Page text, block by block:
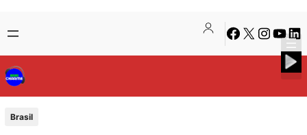
para
o
conteúdo
to
content
Facebook
X Instagram
Brasil